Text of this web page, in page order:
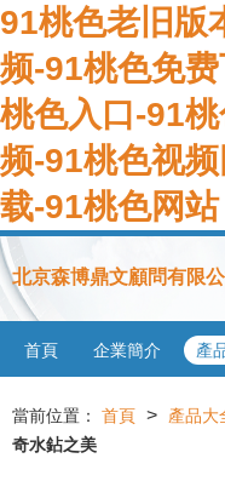
91桃色老旧版
频-91桃色免
桃色入口-91
频-91桃色视
载-91桃色网站
北京森博鼎文顧問有限公
首頁 企業簡介 產
當前位置： 首頁 > 產品大
奇水鉆之美